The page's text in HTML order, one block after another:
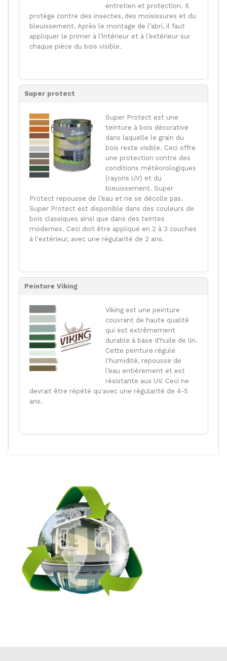
entretien et protection. Il
protège contre des insectes, des moisissures et du
bleuissement. Après le montage de l’abri, il faut
appliquer le primer à l’intérieur et à l’extérieur sur
chaque pièce du bois visible.
Super protect
Super Protect est une
teinture à bois décorative
dans laquelle le grain du
bois reste visible. Ceci offre
une protection contre des
conditions météorologiques
(rayons UV) et du
bleuissement. Super
Protect repousse de l’eau et ne se décolle pas.
Super Protect est disponible dans des couleurs de
bois classiques ainsi que dans des teintes
modernes. Ceci doit être appliqué en 2 à 3 couches
à l'extérieur, avec une régularité de 2 ans.
Peinture Viking
Viking est une peinture
couvrant de haute qualité
qui est extrêmement
durable à base d'huile de lin.
Cette peinture régule
l'humidité, repousse de
l’eau entièrement et est
résistante aux UV. Ceci ne
devrait être répété qu'avec une régularité de 4-5
ans.